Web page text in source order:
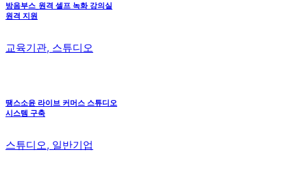
방음부스_원격 셀프 녹화 강의실
원격 지원
교육기관, 스튜디오
땡스소윤 라이브 커머스 스튜디오
시스템 구축
스튜디오, 일반기업